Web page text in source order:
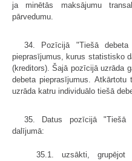
ja minētās maksājumu
pārvedumu.
34. Pozīcijā "Tiešā
pieprasījumus, kurus statistisko
(kreditors). Šajā pozīcijā uzrāda
debeta pieprasījumus. Atkārtotu
uzrāda katru individuālo tiešā
35. Datus pozīcijā "Tiešā
dalījumā:
35.1. uzsākti,